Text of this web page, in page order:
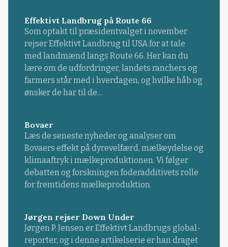
Effektivt Landbrug på Route 66
Som optakt til præsidentvalget i november
rejser Effektivt Landbrug til USA for at tale
med landmænd langs Route 66. Her kan du
lære om de udfordringer, landets ranchers og
farmers står med i hverdagen, og hvilke håb og
ønsker de har til de...
Bovaer
Læs de seneste nyheder og analyser om
Bovaers effekt på dyrevelfærd, mælkeydelse og
klimaaftryk i mælkeproduktionen. Vi følger
debatten og forskningen foderadditivets rolle
for fremtidens mælkeproduktion.
Jørgen rejser Down Under
Jørgen P. Jensen er Effektivt Landbrugs global-
reporter, og i denne artikelserie er han draget